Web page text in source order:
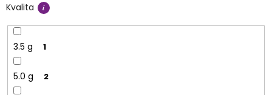
Kvalita
3.5 g 1
5.0 g 2